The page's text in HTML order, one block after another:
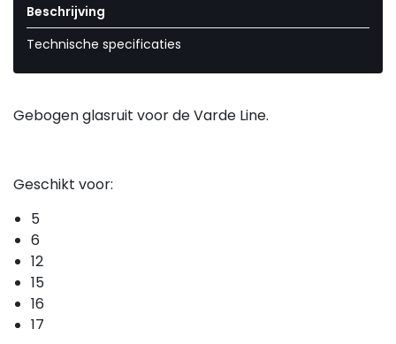
Beschrijving
Technische specificaties
Gebogen glasruit voor de Varde Line.
Geschikt voor:
5
6
12
15
16
17